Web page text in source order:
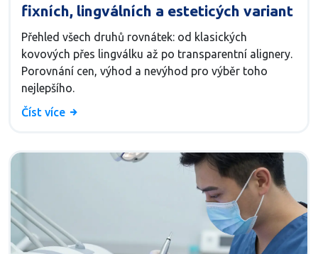
fixních, lingválních a esteticých variant
Přehled všech druhů rovnátek: od klasických
kovových přes lingválku až po transparentní alignery.
Porovnání cen, výhod a nevýhod pro výběr toho
nejlepšího.
Číst více